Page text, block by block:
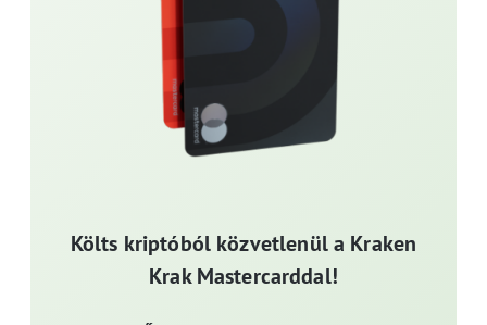
Költs kriptóból közvetlenül a Kraken
Krak Mastercarddal!